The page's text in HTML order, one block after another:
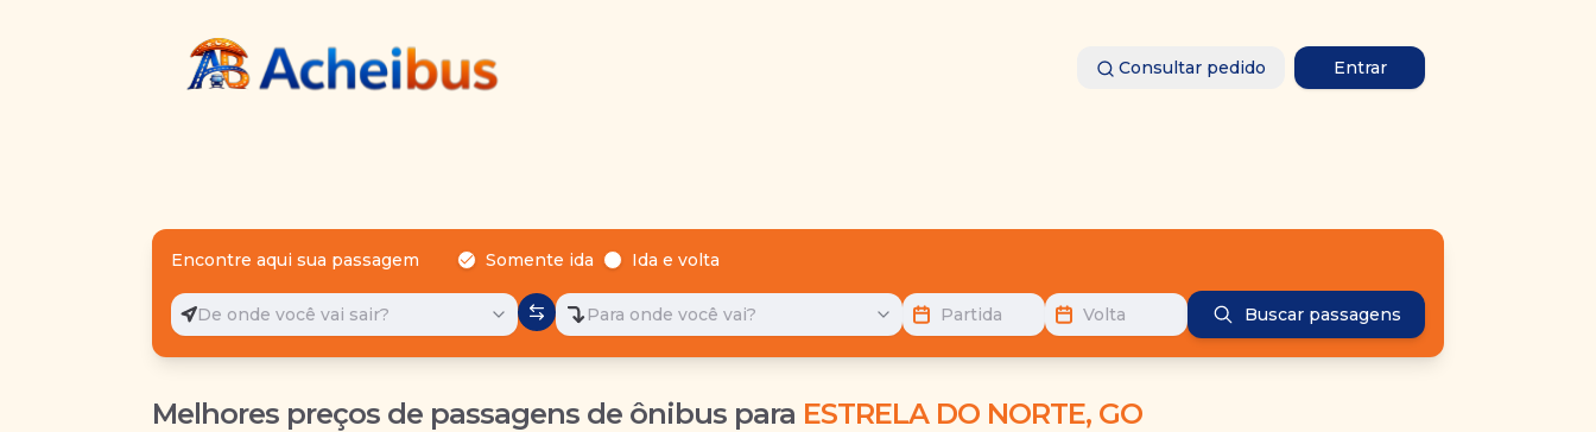
Consultar pedido Entrar
Encontre aqui sua passagem Somente ida Ida e volta
De onde você vai sair? Para onde você vai? Partida Volta Buscar passagens
Melhores preços de passagens de ônibus para ESTRELA DO NORTE, GO